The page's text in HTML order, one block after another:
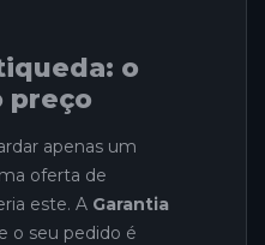
o
preço
apenas um
oferta de
este. A Garantia
o seu pedido é